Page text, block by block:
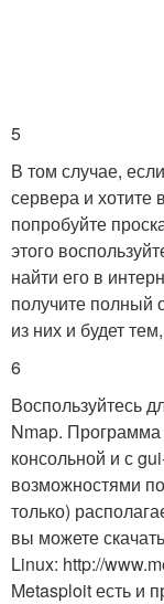
5
В том случае,
сервера и хотите
попробуйте
этого
найти его в
получите полный
из них и будет
6
Воспользуйтесь
Nmap. Программа
консольной и с
возможностями
только)
вы можете
Linux: http://
Metasploit есть и